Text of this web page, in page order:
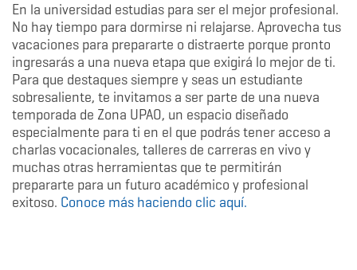
En la universidad estudias para ser el mejor profesional.
No hay tiempo para dormirse ni relajarse. Aprovecha tus
vacaciones para prepararte o distraerte porque pronto
ingresarás a una nueva etapa que exigirá lo mejor de ti.
Para que destaques siempre y seas un estudiante
sobresaliente, te invitamos a ser parte de una nueva
temporada de Zona UPAO, un espacio diseñado
especialmente para ti en el que podrás tener acceso a
charlas vocacionales, talleres de carreras en vivo y
muchas otras herramientas que te permitirán
prepararte para un futuro académico y profesional
exitoso. Conoce más haciendo clic aquí.